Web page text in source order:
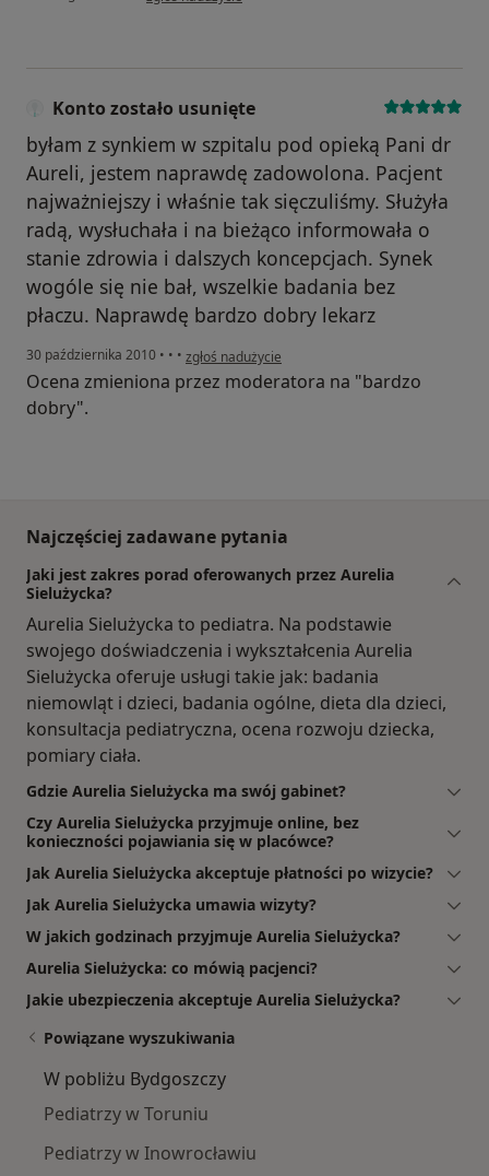
Konto zostało usunięte
byłam z synkiem w szpitalu pod opieką Pani dr
Aureli, jestem naprawdę zadowolona. Pacjent
najważniejszy i właśnie tak sięczuliśmy. Służyła
radą, wysłuchała i na bieżąco informowała o
stanie zdrowia i dalszych koncepcjach. Synek
wogóle się nie bał, wszelkie badania bez
płaczu. Naprawdę bardzo dobry lekarz
30 października 2010 • • • w opinii użytkownika Konto zostało usunięte
zgłoś nadużycie
Ocena zmieniona przez moderatora na "bardzo
dobry".
Najczęściej zadawane pytania
Jaki jest zakres porad oferowanych przez Aurelia
Sielużycka?
Aurelia Sielużycka to pediatra. Na podstawie
swojego doświadczenia i wykształcenia Aurelia
Sielużycka oferuje usługi takie jak: badania
niemowląt i dzieci, badania ogólne, dieta dla dzieci,
konsultacja pediatryczna, ocena rozwoju dziecka,
pomiary ciała.
Gdzie Aurelia Sielużycka ma swój gabinet?
Czy Aurelia Sielużycka przyjmuje online, bez
konieczności pojawiania się w placówce?
Jak Aurelia Sielużycka akceptuje płatności po wizycie?
Jak Aurelia Sielużycka umawia wizyty?
W jakich godzinach przyjmuje Aurelia Sielużycka?
Aurelia Sielużycka: co mówią pacjenci?
Jakie ubezpieczenia akceptuje Aurelia Sielużycka?
Powiązane wyszukiwania
W pobliżu Bydgoszczy
Pediatrzy w Toruniu
Pediatrzy w Inowrocławiu